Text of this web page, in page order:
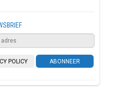
POLICY ABONNEER